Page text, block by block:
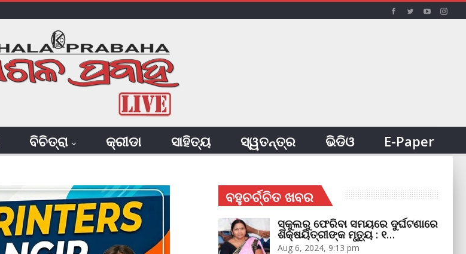
ବିଚିତ୍ରା କ୍ରୀଡା ସାହିତ୍ୟ ସ୍ୱତନ୍ତ୍ର ଭିଡିଓ E-Paper
ବହୁଚର୍ଚ୍ଚିତ ଖବର
ସ୍କୁଲରୁ ଫେରିବା ସମୟରେ ଦୁର୍ଘଟଣାରେ
ଶିକ୍ଷୟିତ୍ରୀଙ୍କ ମୃତ୍ୟୁ : ୧…
Aug 6, 2024, 9:13 pm